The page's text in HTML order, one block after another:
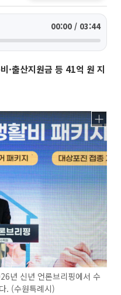
00:00 / 03:44
·출산지원금 등 41억 원 지
년 신년 언론브리핑에서 수
. (수원특례시)